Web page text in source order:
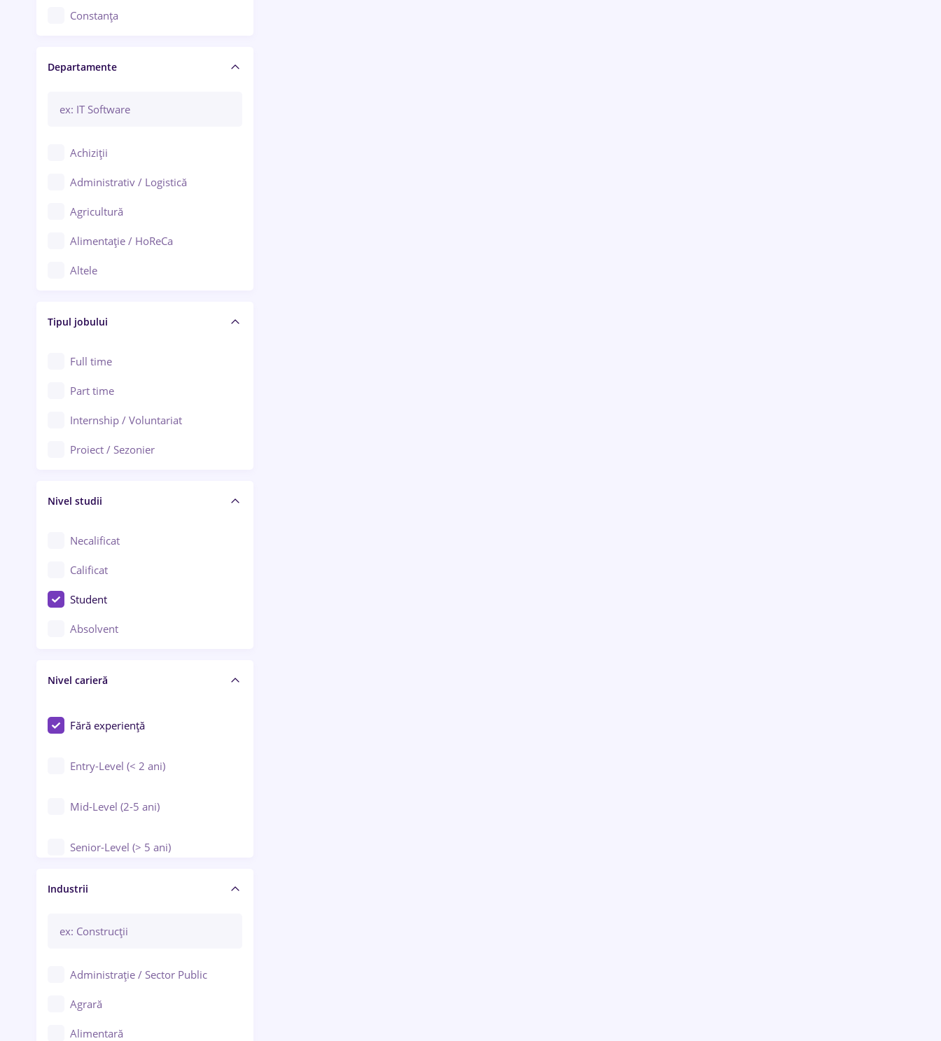
Constanța
Brașov
Bacău
Galați (Galați)
Ploiești
Arad
Baia Mare
Bârlad
Bistrița (Bistrița-Năsăud)
Departamente
Achiziții
Administrativ / Logistică
Agricultură
Alimentație / HoReCa
Altele
Asigurări
Au pair / Babysitter / Curățenie
Audit / Consultanță
Auto / Echipamente
Automatizări
Cercetare - dezvoltare
Chimie / Biochimie
Confecții / Design vestimentar
Construcții / Instalații
Controlul calității
Educație / Training / Arte
Tipul jobului
Full time
Part time
Internship / Voluntariat
Proiect / Sezonier
Nivel studii
Necalificat
Calificat
Student
Absolvent
Nivel carieră
Fără experiență
Entry-Level (< 2 ani)
Mid-Level (2-5 ani)
Senior-Level (> 5 ani)
Manager / Executiv
Industrii
Administrație / Sector Public
Agrară
Alimentară